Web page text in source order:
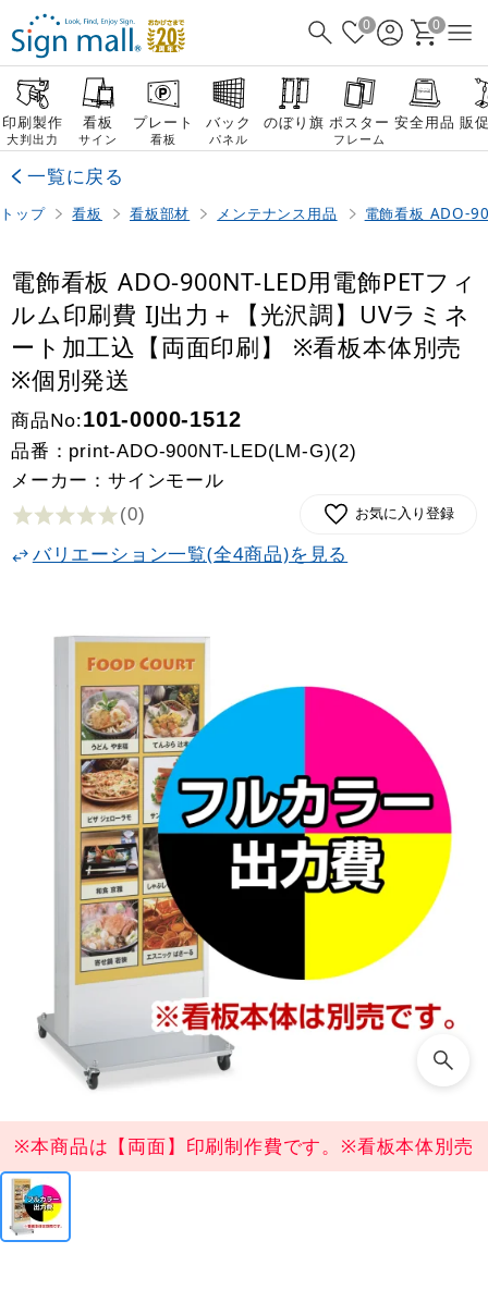
0 0
印刷製作
大判出力
看板
サイン
プレート
看板
バック
パネル
のぼり旗 ポスター
フレーム
安全用品 販
一覧に戻る
トップ 看板 看板部材 メンテナンス用品 電飾看板 ADO-
※本商品は【両面】印刷制作費です。※看板本体別売
電飾看板 ADO-900NT-LED用電飾PETフィ
ルム印刷費 IJ出力＋【光沢調】UVラミネ
ート加工込【両面印刷】 ※看板本体別売
※個別発送
商品No:101-0000-1512
品番： print-ADO-900NT-LED(LM-G)(2)
メーカー：サインモール
(0) お気に入り登録
バリエーション一覧(全4商品)を見る